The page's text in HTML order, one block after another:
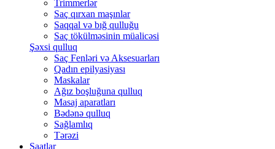
Trimmerlər
Saç qırxan maşınlar
Saqqal və bığ qulluğu
Saç tökülməsinin müalicəsi
Şəxsi qulluq
Saç Fenləri və Aksesuarları
Qadın epilyasiyası
Maskalar
Ağız boşluğuna qulluq
Masaj aparatları
Bədənə qulluq
Sağlamlıq
Tərəzi
Saatlar